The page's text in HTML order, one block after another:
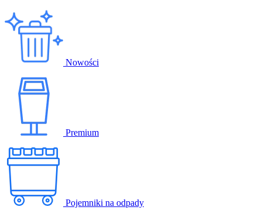
Nowości
Premium
Pojemniki na odpady